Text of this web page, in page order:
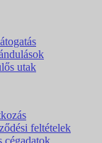
utak
feltételek